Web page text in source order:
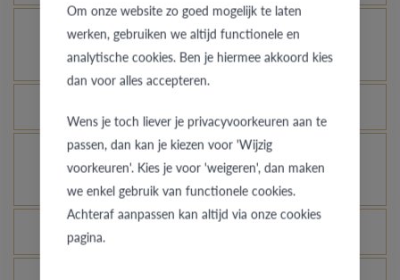
À quelles bagues l’assurance vol s’applique-t-
elle ?
Comment avoir une idée de l’aspect d’une bague
dans une autre couleur ou largeur ?
Que signifie la garantie de qualité de VdB&VR ?
Om onze website zo goed mogelijk te laten
werken, gebruiken we altijd functionele en
analytische cookies. Ben je hiermee akkoord kies
dan voor alles accepteren.
Wens je toch liever je privacyvoorkeuren aan te
passen, dan kan je kiezen voor 'Wijzig
voorkeuren'. Kies je voor 'weigeren', dan maken
we enkel gebruik van functionele cookies.
Achteraf aanpassen kan altijd via onze cookies
pagina.